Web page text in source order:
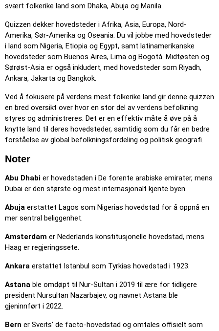
Pin (vanskelig): Som 'Pin', men stedene går tilbake til sin
Pin (uten grenser): Som 'Pin', men uten synlige grenser,
noe som gjør det mer utfordrende.
Pin (flags): Som 'Pin', men bare et flagg vises – ingen navn.
Flervalg: Velg riktig alternativ blant fire ved å klikke eller
Skriv tilfeldig: Skriv inn stedsnavn i hvilken som helst
rekkefølge; de blir markert på kartet mens du går videre.
Skriv inn : Skriv navnet på det markerte stedet.
Fly: Bruk piltastene eller WASD for å styre, og trykk på
mellomromstasten for en fartsøkning.
svært folkerike land som Dhaka, Abuja og Manila.
Quizzen dekker hovedsteder i Afrika, Asia, Europa, Nord-
Amerika, Sør-Amerika og Oseania. Du vil jobbe med hovedsteder
i land som Nigeria, Etiopia og Egypt, samt latinamerikanske
hovedsteder som Buenos Aires, Lima og Bogotá. Midtøsten og
Sørøst-Asia er også inkludert, med hovedsteder som Riyadh,
Ankara, Jakarta og Bangkok.
Ved å fokusere på verdens mest folkerike land gir denne quizzen
en bred oversikt over hvor en stor del av verdens befolkning
styres og administreres. Det er en effektiv måte å øve på å
knytte land til deres hovedsteder, samtidig som du får en bedre
forståelse av global befolkningsfordeling og politisk geografi.
Noter
Abu Dhabi er hovedstaden i De forente arabiske emirater, mens
Dubai er den største og mest internasjonalt kjente byen.
Abuja erstattet Lagos som Nigerias hovedstad for å oppnå en
mer sentral beliggenhet.
Amsterdam er Nederlands konstitusjonelle hovedstad, mens
Haag er regjeringssete.
Ankara erstattet Istanbul som Tyrkias hovedstad i 1923.
Astana ble omdøpt til Nur-Sultan i 2019 til ære for tidligere
president Nursultan Nazarbajev, og navnet Astana ble
gjeninnført i 2022.
Bern er Sveits’ de facto-hovedstad og omtales offisielt som